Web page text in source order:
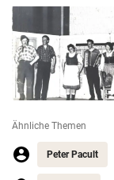
Ähnliche Themen
Peter Pacult